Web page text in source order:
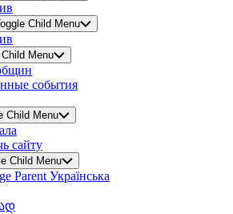
Child Menu
Menu
события
Child Menu
сайту
Child Menu
Parent Українська